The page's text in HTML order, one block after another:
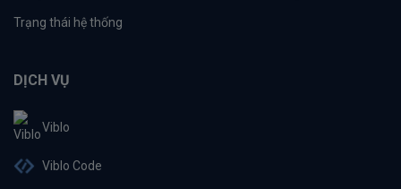
Trạng thái hệ thống
DỊCH VỤ
Viblo
Viblo Code